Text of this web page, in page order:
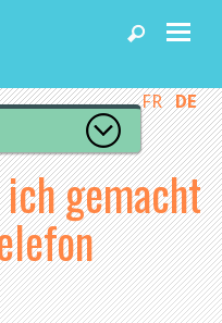
FR DE
gemacht